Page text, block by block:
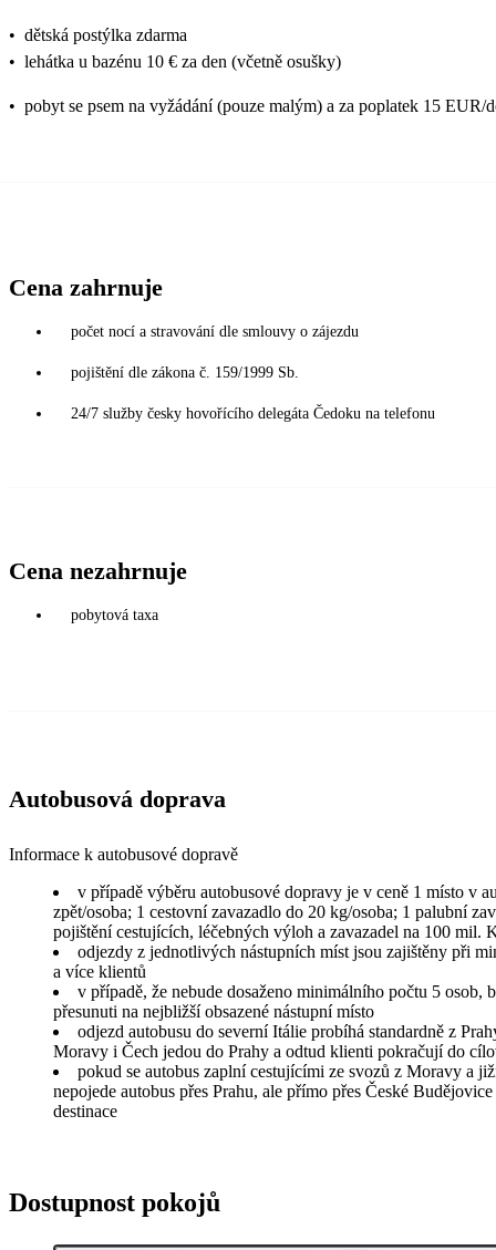
• dětská postýlka zdarma
• lehátka u bazénu 10 € za den (včetně osušky)
• pobyt se psem na vyžádání (pouze malým) a za poplatek 15 EUR/
Cena zahrnuje
počet nocí a stravování dle smlouvy o zájezdu
pojištění dle zákona č. 159/1999 Sb.
24/7 služby česky hovořícího delegáta Čedoku na telefonu
Cena nezahrnuje
pobytová taxa
Autobusová doprava
Informace k autobusové dopravě
v případě výběru autobusové dopravy je v ceně 1 místo v
zpět/osoba; 1 cestovní zavazadlo do 20 kg/osoba; 1 palubní
pojištění cestujících, léčebných výloh a zavazadel na 100 mil.
odjezdy z jednotlivých nástupních míst jsou zajištěny při
a více klientů
v případě, že nebude dosaženo minimálního počtu 5 osob,
přesunuti na nejbližší obsazené nástupní místo
odjezd autobusu do severní Itálie probíhá standardně z
Moravy i Čech jedou do Prahy a odtud klienti pokračují do
pokud se autobus zaplní cestujícími ze svozů z Moravy a
nepojede autobus přes Prahu, ale přímo přes České
destinace
Dostupnost pokojů